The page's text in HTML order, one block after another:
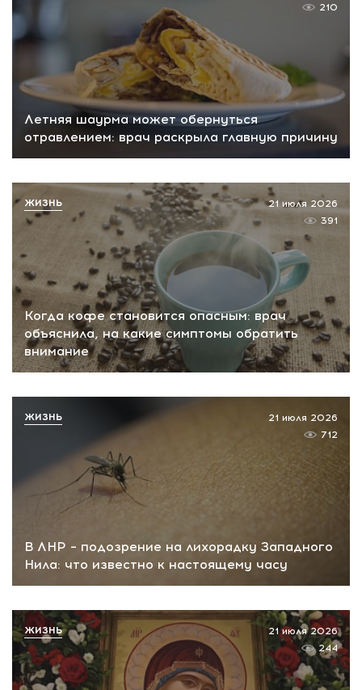
Летняя шаурма может обернуться
отравлением: врач раскрыла главную причину
210
Когда кофе становится опасным: врач
объяснила, на какие симптомы обратить
внимание
21 июля 2026
391
ЖИЗНЬ
В ЛНР – подозрение на лихорадку Западного
Нила: что известно к настоящему часу
21 июля 2026
712
ЖИЗНЬ
21 июля 2026
244
ЖИЗНЬ